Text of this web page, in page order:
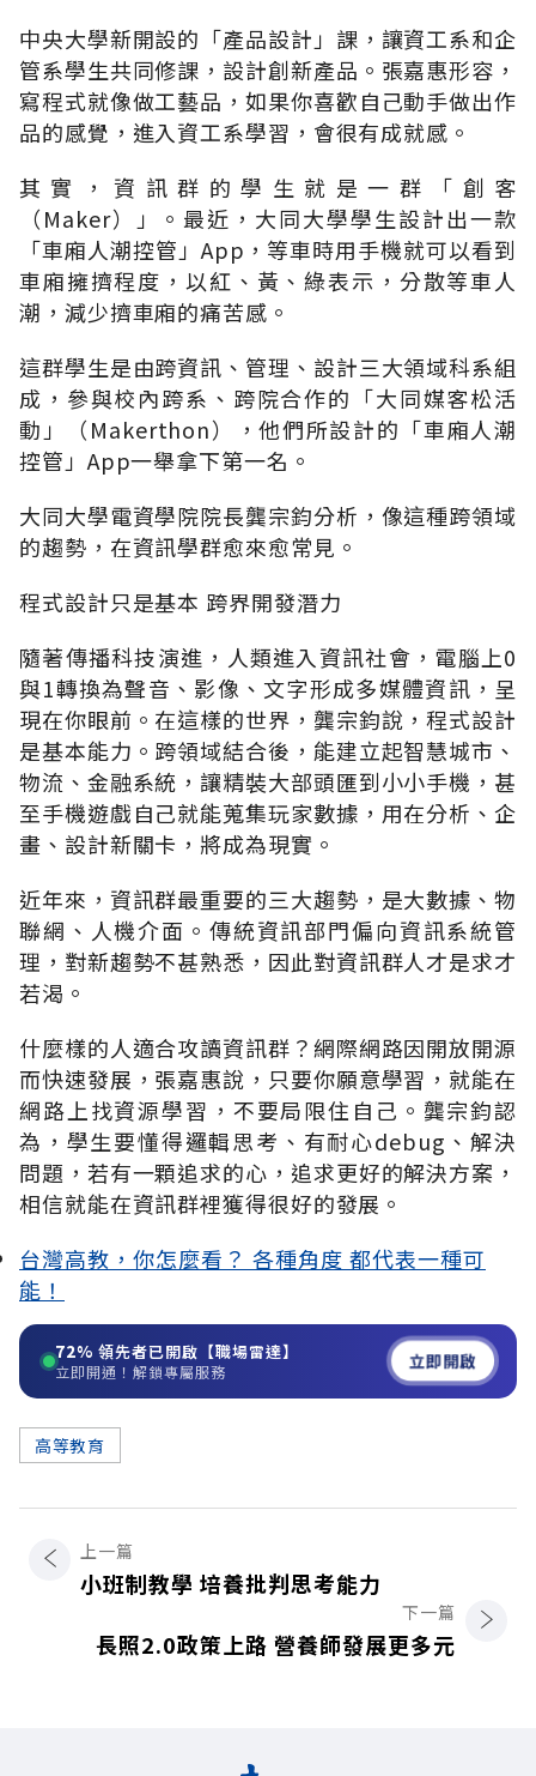
中央大學新開設的「產品設計」課，讓資工系和企
管系學生共同修課，設計創新產品。張嘉惠形容，
寫程式就像做工藝品，如果你喜歡自己動手做出作
品的感覺，進入資工系學習，會很有成就感。
其實，資訊群的學生就是一群「創客
（Maker）」。最近，大同大學學生設計出一款
「車廂人潮控管」App，等車時用手機就可以看到
車廂擁擠程度，以紅、黃、綠表示，分散等車人
潮，減少擠車廂的痛苦感。
這群學生是由跨資訊、管理、設計三大領域科系組
成，參與校內跨系、跨院合作的「大同媒客松活
動」（Makerthon），他們所設計的「車廂人潮
控管」App一舉拿下第一名。
大同大學電資學院院長龔宗鈞分析，像這種跨領域
的趨勢，在資訊學群愈來愈常見。
程式設計只是基本 跨界開發潛力
隨著傳播科技演進，人類進入資訊社會，電腦上0
與1轉換為聲音、影像、文字形成多媒體資訊，呈
現在你眼前。在這樣的世界，龔宗鈞說，程式設計
是基本能力。跨領域結合後，能建立起智慧城市、
物流、金融系統，讓精裝大部頭匯到小小手機，甚
至手機遊戲自己就能蒐集玩家數據，用在分析、企
畫、設計新關卡，將成為現實。
近年來，資訊群最重要的三大趨勢，是大數據、物
聯網、人機介面。傳統資訊部門偏向資訊系統管
理，對新趨勢不甚熟悉，因此對資訊群人才是求才
若渴。
什麼樣的人適合攻讀資訊群？網際網路因開放開源
而快速發展，張嘉惠說，只要你願意學習，就能在
網路上找資源學習，不要局限住自己。龔宗鈞認
為，學生要懂得邏輯思考、有耐心debug、解決
問題，若有一顆追求的心，追求更好的解決方案，
相信就能在資訊群裡獲得很好的發展。
台灣高教，你怎麼看？ 各種角度 都代表一種可
能！
72% 領先者已開啟【職場雷達】
立即開通！解鎖專屬服務 立即開啟
高等教育
上一篇
小班制教學 培養批判思考能力
下一篇
長照2.0政策上路 營養師發展更多元